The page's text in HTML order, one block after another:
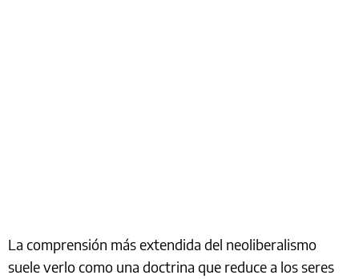
La comprensión más extendida del neoliberalismo
suele verlo como una doctrina que reduce a los seres